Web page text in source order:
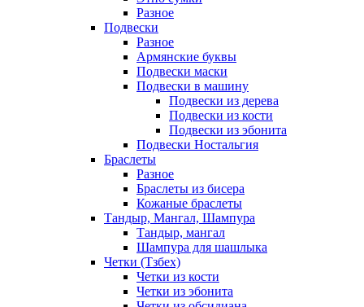
Разное
Подвески
Разное
Армянские буквы
Подвески маски
Подвески в машину
Подвески из дерева
Подвески из кости
Подвески из эбонита
Подвески Ностальгия
Браслеты
Разное
Браслеты из бисера
Кожаные браслеты
Тандыр, Мангал, Шампура
Тандыр, мангал
Шампура для шашлыка
Четки (Тзбех)
Четки из кости
Четки из эбонита